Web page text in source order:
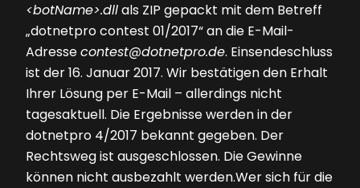
<botName>.dllals ZIP gepackt mit dem Betreff
„dotnetpro contest 01/2017“ an die E-Mail-
Adressecontest@dotnetpro.de. Einsendeschluss
ist der 16. Januar 2017. Wir bestätigen den Erhalt
Ihrer Lösung per E-Mail – allerdings nicht
tagesaktuell. Die Ergebnisse werden in der
dotnetpro 4/2017 bekannt gegeben. Der
Rechtsweg ist ausgeschlossen. Die Gewinne
können nicht ausbezahlt werden.Wer sich für die